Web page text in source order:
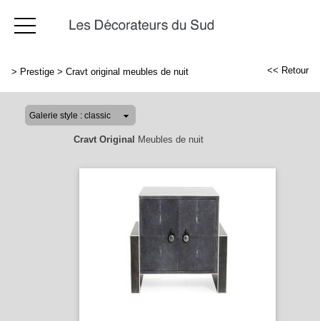
> Prestige > Cravt original meubles de nuit << Retour
Cravt Original Meubles de nuit